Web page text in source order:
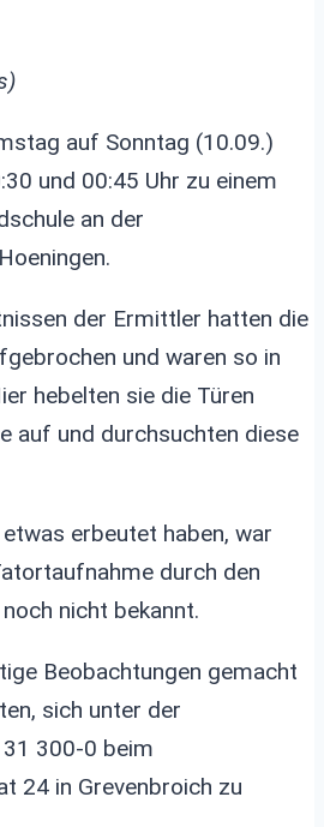
auf Sonntag (10.09.)
und 00:45 Uhr zu einem
an der
der Ermittler hatten die
und waren so in
hebelten sie die Türen
auf und durchsuchten diese
erbeutet haben, war
durch den
nicht bekannt.
Beobachtungen gemacht
sich unter der
300-0 beim
24 in Grevenbroich zu